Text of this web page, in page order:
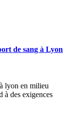
de sang à Lyon
lyon en milieu
à des exigences